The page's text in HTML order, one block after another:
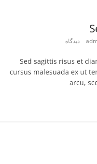
Sed sagittis risus et
cursus malesuada ex ut
arcu,